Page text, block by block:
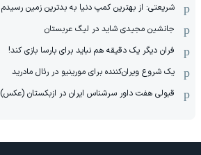
شریعتی: از بهترین کمپ‌ دنیا به بدترین زمین‌ رسیدم
جانشین مجیدی شاید در لیگ عربستان
فران دیگر یک دقیقه هم نباید برای بارسا بازی کند!
یک شروع ویران‌کننده برای مورینیو در رئال مادرید
قبولی هفت داور سرشناس ایران در ازبکستان (عکس)